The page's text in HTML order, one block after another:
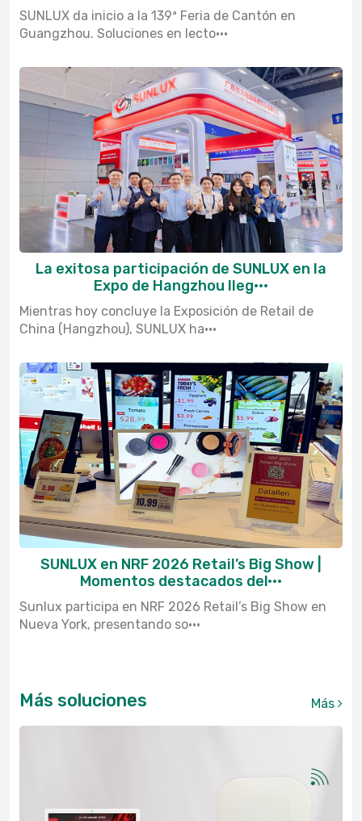
SUNLUX da inicio a la 139ª Feria de Cantón en
Guangzhou. Soluciones en lecto···
La exitosa participación de SUNLUX en la
Expo de Hangzhou lleg···
Mientras hoy concluye la Exposición de Retail de
China (Hangzhou), SUNLUX ha···
SUNLUX en NRF 2026 Retail’s Big Show |
Momentos destacados del···
Sunlux participa en NRF 2026 Retail’s Big Show en
Nueva York, presentando so···
Más soluciones Más